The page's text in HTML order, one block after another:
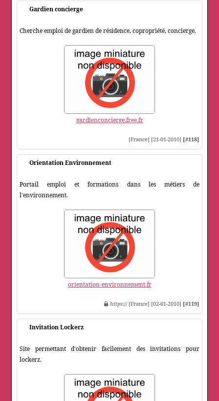
Gardien concierge
Cherche emploi de gardien de résidence, copropriété, concierge.
gardienconcierge.free.fr
[France] [21-01-2010] [#118]
Orientation Environnement
Portail emploi et formations dans les métiers de
l'environnement.
orientation-environnement.fr
https:// [France] [02-01-2010] [#119]
Invitation Lockerz
Site permettant d'obtenir facilement des invitations pour
lockerz.